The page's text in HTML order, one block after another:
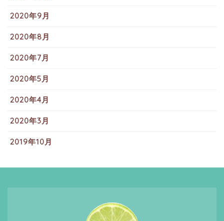
2020年9月
2020年8月
2020年7月
2020年5月
2020年4月
2020年3月
2019年10月